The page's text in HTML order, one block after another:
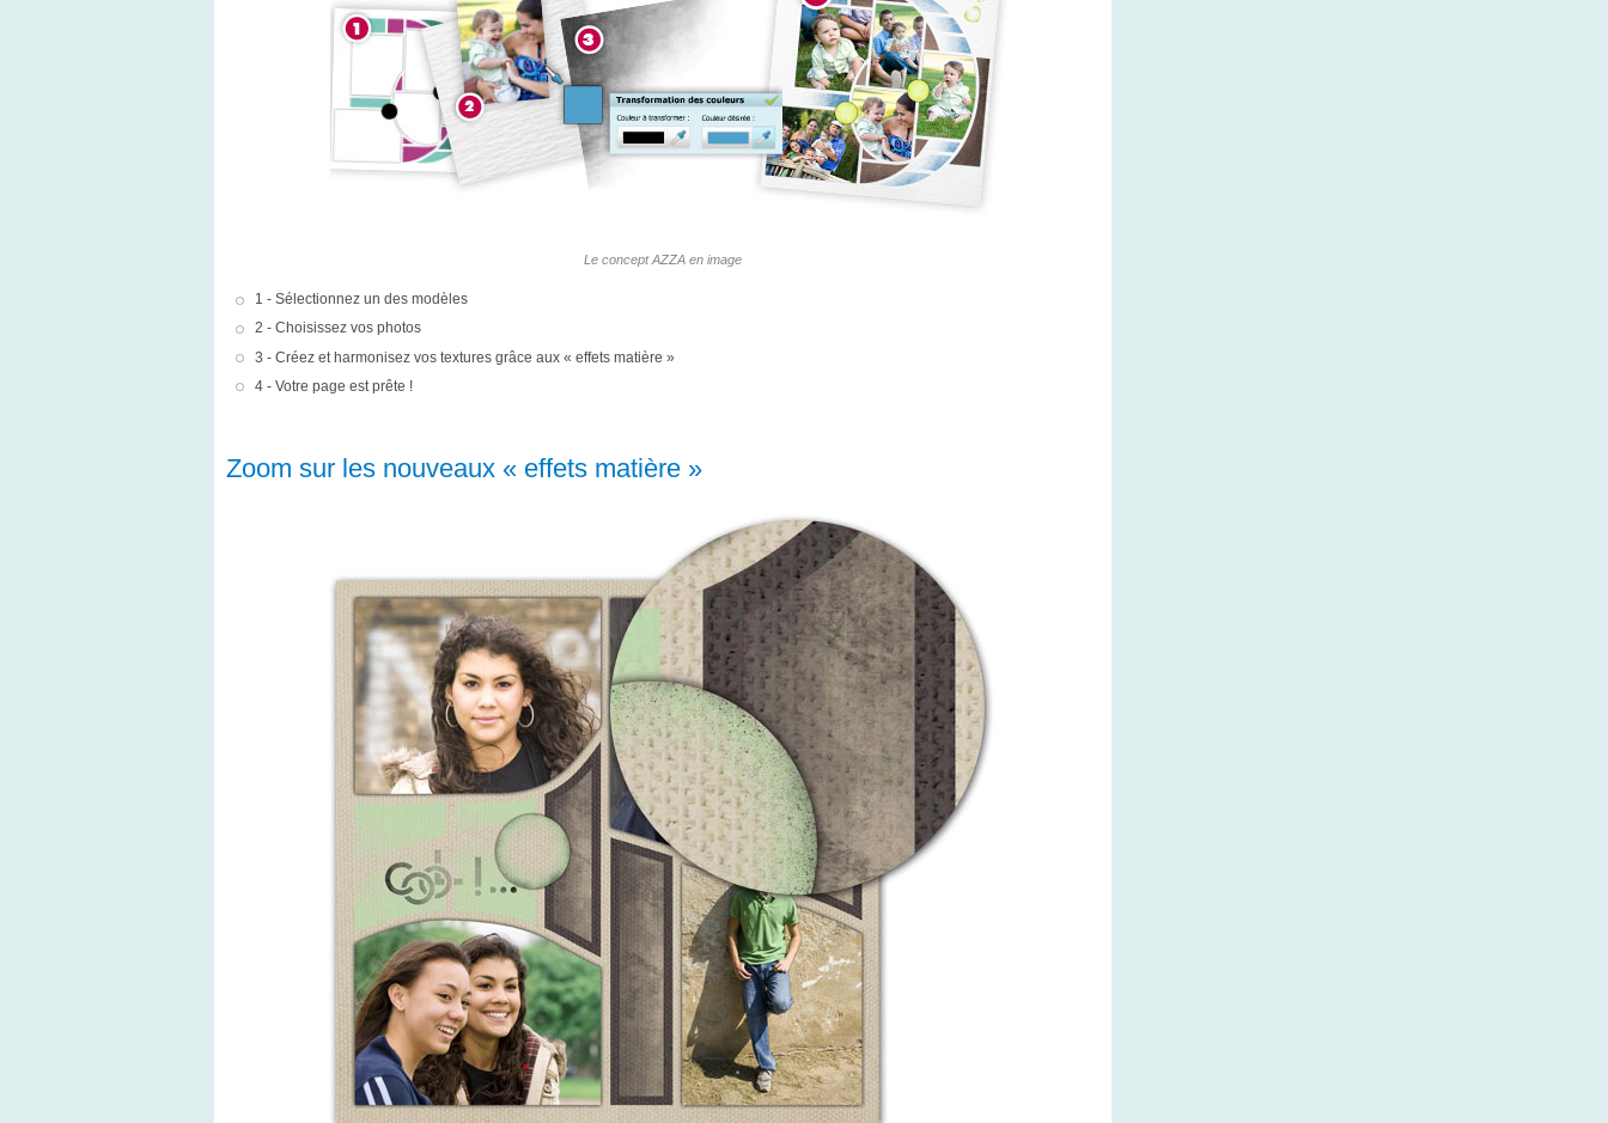
Le concept AZZA en image
1 - Sélectionnez un des modèles
2 - Choisissez vos photos
3 - Créez et harmonisez vos textures grâce aux « effets matière »
4 - Votre page est prête !
Zoom sur les nouveaux « effets matière »